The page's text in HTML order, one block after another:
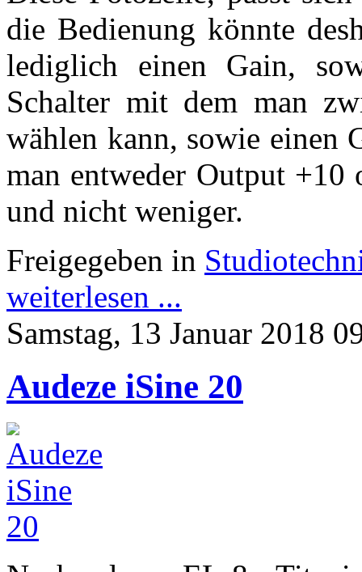
die Bedienung könnte
lediglich einen Gain,
Schalter mit dem man
wählen kann, sowie einen
man entweder Output
und nicht weniger.
Freigegeben in
weiterlesen ...
Samstag, 13 Januar 2018
Audeze iSine 20